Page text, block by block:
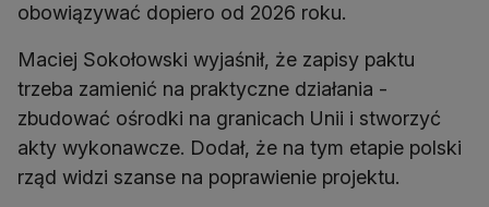
obowiązywać dopiero od 2026 roku.
Maciej Sokołowski wyjaśnił, że zapisy paktu
trzeba zamienić na praktyczne działania -
zbudować ośrodki na granicach Unii i stworzyć
akty wykonawcze. Dodał, że na tym etapie polski
rząd widzi szanse na poprawienie projektu.